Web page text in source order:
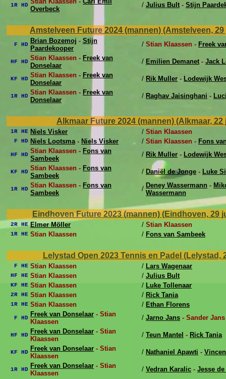
1R HD Overbeck
/ Julius Bult- Stijn
Amstelveen Future 2024 (mannen) (Amstelveen,
F HD Brian Bozemoj - Stijn
Paardekooper
/ Stian Klaassen - Freek
HF HD Stian Klaassen - Freek van
Donselaar
/ Emilien Demanet- Jack
KF HD Stian Klaassen - Freek van
Donselaar
/ Rik Muller - Lodewijk
1R HD Stian Klaassen - Freek van
Donselaar
/ Raghav Jaisinghani -
Alkmaar Future 2024 (mannen) (Alkmaar, 22
1R HE Niels Visker / Stian Klaassen
F HD Niels Lootsma- Niels Visker / Stian Klaassen - Fons
HF HD Stian Klaassen - Fons van
Sambeek
/ Rik Muller - Lodewijk
KF HD Stian Klaassen - Fons van
Sambeek
/ Daniël de Jonge - Luke
1R HD Stian Klaassen - Fons van
Sambeek
/ Deney Wassermann -
Wassermann
Eindhoven Future 2023 (mannen) (Eindhoven, 29
2R HE Elmer Möller / Stian Klaassen
1R HE Stian Klaassen / Fons van Sambeek
Lelystad Open 2023 Tennis en Padel (Lelystad,
F HE Stian Klaassen / Lars Wagenaar
HF HE Stian Klaassen / Julius Bult
KF HE Stian Klaassen / Luke Tollenaar
2R HE Stian Klaassen / Rick Tania
1R HE Stian Klaassen / Ethan Florens
F HD Freek van Donselaar - Stian
Klaassen
/ Jarno Jans - Sander Jans
HF HD Freek van Donselaar - Stian
Klaassen
/ Teun Mantel - Rick Tania
KF HD Freek van Donselaar - Stian
Klaassen
/ Nathaniel Apawti -
1R HD Freek van Donselaar - Stian
Klaassen
/ Vedran Karalic - Jesse